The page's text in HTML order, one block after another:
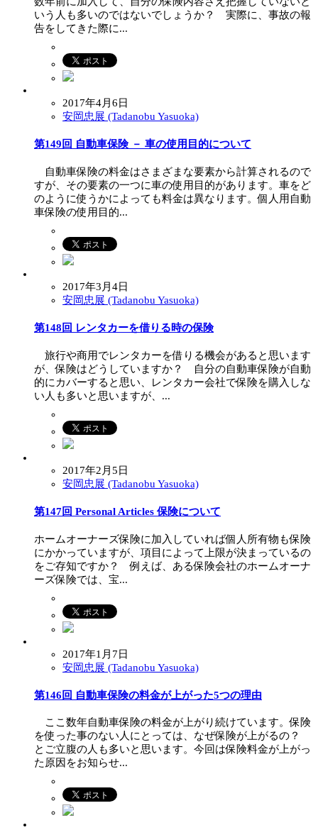
いう人も多いのではないでしょうか？ 実際に、事故の報
告をしてきた際に...
2017年4月6日
安岡忠展 (Tadanobu Yasuoka)
第149回 自動車保険 － 車の使用目的について
自動車保険の料金はさまざまな要素から計算されるので
すが、その要素の一つに車の使用目的があります。車をど
のように使うかによっても料金は異なります。個人用自動
車保険の使用目的...
2017年3月4日
安岡忠展 (Tadanobu Yasuoka)
第148回 レンタカーを借りる時の保険
旅行や商用でレンタカーを借りる機会があると思います
が、保険はどうしていますか？ 自分の自動車保険が自動
的にカバーすると思い、レンタカー会社で保険を購入しな
い人も多いと思いますが、...
2017年2月5日
安岡忠展 (Tadanobu Yasuoka)
第147回 Personal Articles 保険について
ホームオーナーズ保険に加入していれば個人所有物も保険
にかかっていますが、項目によって上限が決まっているの
をご存知ですか？ 例えば、ある保険会社のホームオーナ
ーズ保険では、宝...
2017年1月7日
安岡忠展 (Tadanobu Yasuoka)
第146回 自動車保険の料金が上がった5つの理由
ここ数年自動車保険の料金が上がり続けています。保険
を使った事のない人にとっては、なぜ保険が上がるの？
とご立腹の人も多いと思います。今回は保険料金が上がっ
た原因をお知らせ...